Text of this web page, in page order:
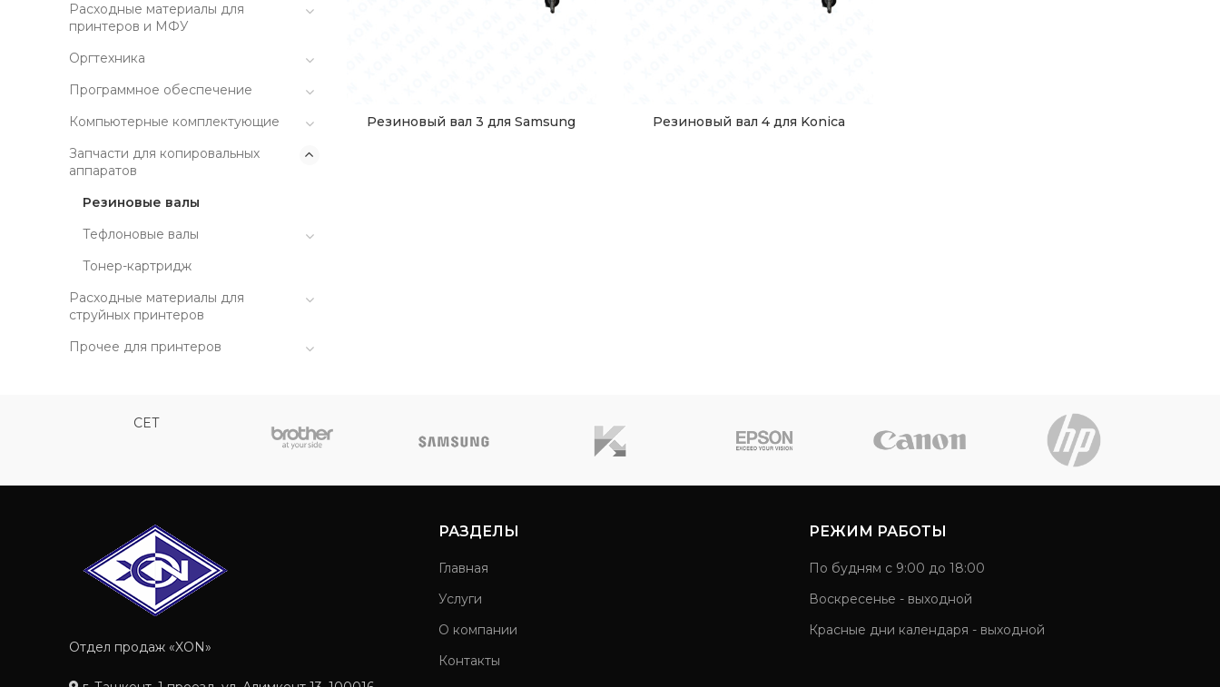
Резиновый вал 3 для Samsung Резиновый вал 4 для Konica
Расходные материалы для
принтеров и МФУ
Оргтехника
Программное обеспечение
Компьютерные комплектующие
Запчасти для копировальных
аппаратов
Резиновые валы
Тефлоновые валы
Тонер-картридж
Расходные материалы для
струйных принтеров
Прочее для принтеров
CET
Отдел продаж «XON»
РАЗДЕЛЫ
Главная
Услуги
О компании
Контакты
РЕЖИМ РАБОТЫ
По будням с 9:00 до 18:00
Воскресенье - выходной
Красные дни календаря - выходной